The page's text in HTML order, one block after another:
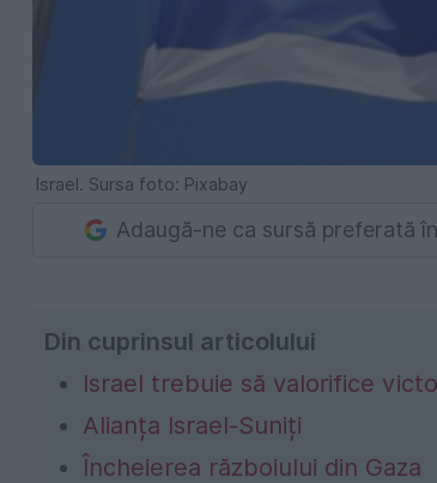
Israel. Sursa foto: Pixabay
Adaugă-ne ca sursă preferată
Din cuprinsul articolului
Israel trebuie să valorifice
Alianța Israel-Suniți
Încheierea războiului din Gaza